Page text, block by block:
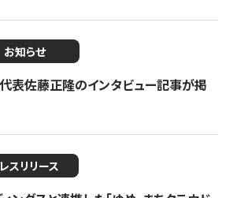
お知らせ
表佐藤正隆のインタビュー記事が掲
スリリース